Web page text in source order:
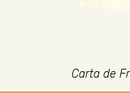
Carta de